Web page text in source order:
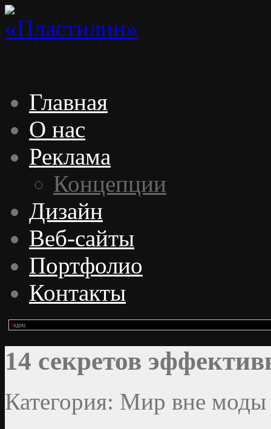
Главная
О нас
Реклама
Концепции
Дизайн
Веб-сайты
Портфолио
Контакты
14 секретов
Категория: Мир вне